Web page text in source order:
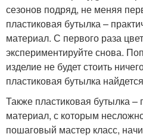
сезонов подряд, не меняя
пластиковая бутылка –
материал. С первого раза
экспериментируйте снова.
изделие не будет стоить
пластиковая бутылка
Также пластиковая бутылка –
материал, с которым
пошаговый мастер класс,